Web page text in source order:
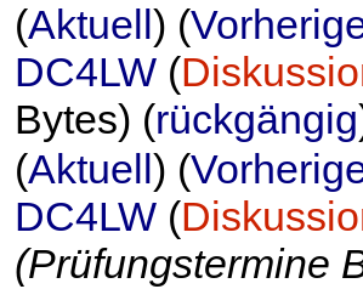
(Aktuell) (
DC4LW (
Bytes) (rückgängig
(Aktuell) (
DC4LW (
(Prüfungstermine